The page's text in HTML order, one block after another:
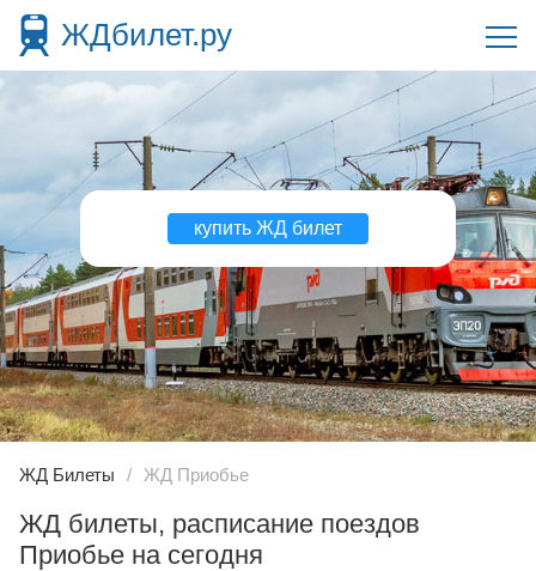
ЖДбилет.ру
купить ЖД билет
ЖД Билеты ЖД Приобье
ЖД билеты, расписание поездов
Приобье на сегодня